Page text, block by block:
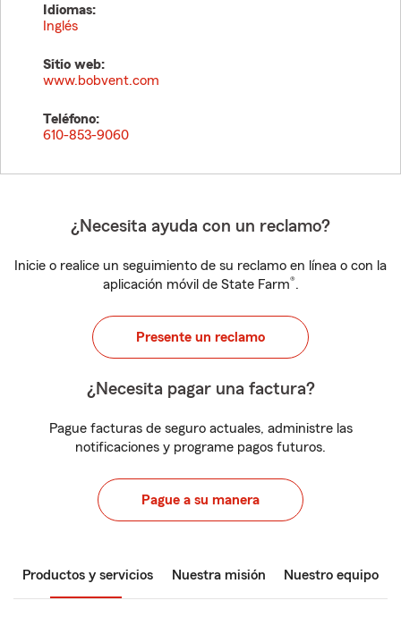
Idiomas:
Inglés
Sitio web:
www.bobvent.com
Teléfono:
610-853-9060
¿Necesita ayuda con un reclamo?
Inicie o realice un seguimiento de su reclamo en línea o con la
aplicación móvil de State Farm®.
Presente un reclamo
¿Necesita pagar una factura?
Pague facturas de seguro actuales, administre las
notificaciones y programe pagos futuros.
Pague a su manera
Productos y servicios Nuestra misión Nuestro equipo